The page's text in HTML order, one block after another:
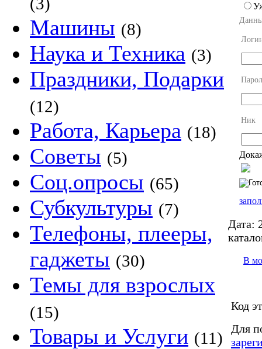
Машины (8)
Наука и Техника (3)
Праздники, Подарки
(12)
Работа, Карьера (18)
Советы (5)
Соц.опросы (65)
Субкультуры (7)
Телефоны, плееры,
гаджеты (30)
Темы для взрослых
(15)
Товары и Услуги (11)
Ник
Дата:
В
Код
Для